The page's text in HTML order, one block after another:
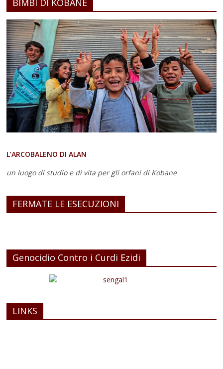
BIMBI DI KOBANE
L’ARCOBALENO DI ALAN
un luogo di studio e di vita per gli orfani di Kobane
FERMATE LE ESECUZIONI
Genocidio Contro i Curdi Ezidi
LINKS